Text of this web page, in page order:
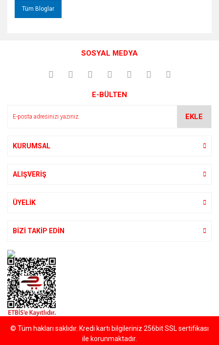
Tüm Bloglar
SOSYAL MEDYA
E-BÜLTEN
EKLE
KURUMSAL
ALIŞVERİŞ
ÜYELİK
BİZİ TAKİP EDİN
© Tüm hakları saklıdır. Kredi kartı bilgileriniz 256bit SSL sertifikası
ile korunmaktadır.